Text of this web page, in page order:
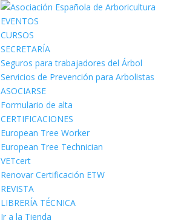
EVENTOS
CURSOS
SECRETARÍA
Seguros para trabajadores del Árbol
Servicios de Prevención para Arbolistas
ASOCIARSE
Formulario de alta
CERTIFICACIONES
European Tree Worker
European Tree Technician
VETcert
Renovar Certificación ETW
REVISTA
LIBRERÍA TÉCNICA
Ir a la Tienda